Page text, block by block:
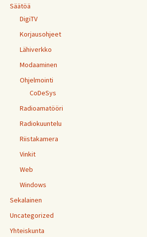
Säätöä
DigiTV
Korjausohjeet
Lähiverkko
Modaaminen
Ohjelmointi
CoDeSys
Radioamatööri
Radiokuuntelu
Riistakamera
Vinkit
Web
Windows
Sekalainen
Uncategorized
Yhteiskunta